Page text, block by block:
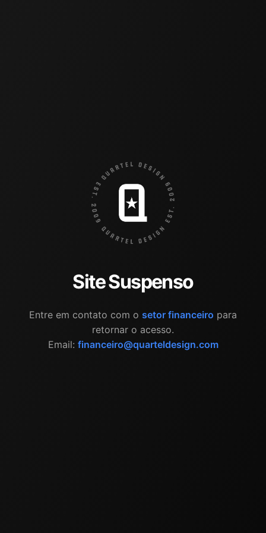
Site Suspenso
Entre em contato com o setor financeiro para
retornar o acesso.
Email: financeiro@quarteldesign.com